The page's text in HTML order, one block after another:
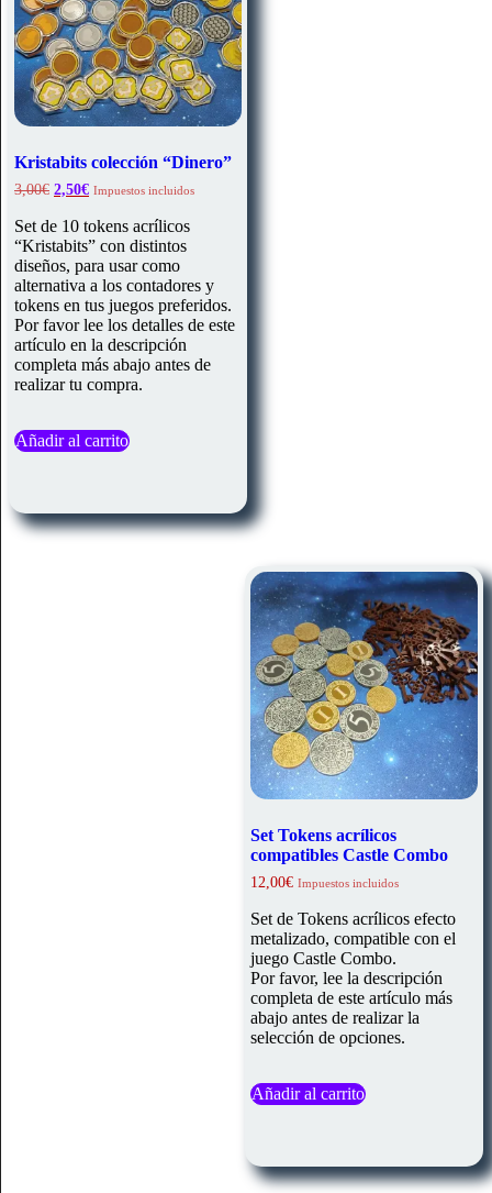
Kristabits colección “Dinero”
3,00€ El
original
era:
2,50€El
actual
es:
Impuestos incluidos
Set de 10 tokens acrílicos
“Kristabits” con distintos
diseños, para usar como
alternativa a los contadores y
tokens en tus juegos preferidos.
Por favor lee los detalles de este
artículo en la descripción
completa más abajo antes de
realizar tu compra.
Añadir al carrito
Set Tokens acrílicos
compatibles Castle Combo
12,00€ Impuestos incluidos
Set de Tokens acrílicos efecto
metalizado, compatible con el
juego Castle Combo.
Por favor, lee la descripción
completa de este artículo más
abajo antes de realizar la
selección de opciones.
Añadir al carrito